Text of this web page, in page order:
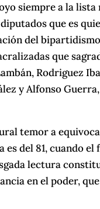
siempre a la
que es
del
que
Rodriguez
y Alfonso
temor a
es del 81, cuando
lectura
en el poder,